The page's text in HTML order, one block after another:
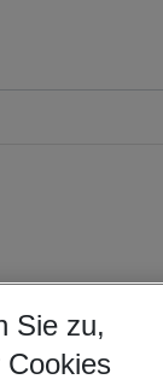
Sie zu,
Cookies